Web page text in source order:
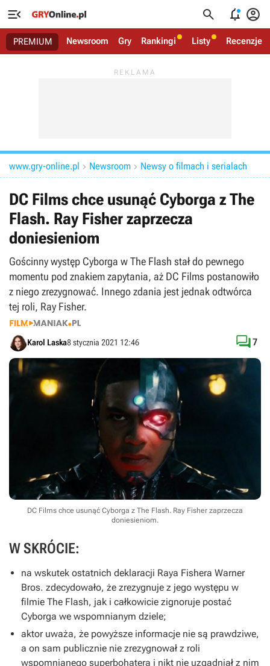
   
PREMIUM Newsroom Gry Rankingi Listy Recenzje
www.gry-online.pl  Newsroom  Newsy o filmach i serialach
DC Films chce usunąć Cyborga z The
Flash. Ray Fisher zaprzecza
doniesieniom
Gościnny występ Cyborga w The Flash stał do pewnego
momentu pod znakiem zapytania, aż DC Films postanowiło
z niego zrezygnować. Innego zdania jest jednak odtwórca
tej roli, Ray Fisher.
Karol Laska8 stycznia 2021 12:46 7
DC Films chce usunąć Cyborga z The Flash. Ray Fisher zaprzecza
doniesieniom.
W SKRÓCIE:
na wskutek ostatnich deklaracji Raya Fishera Warner
Bros. zdecydowało, że zrezygnuje z jego występu w
filmie The Flash, jak i całkowicie zignoruje postać
Cyborga we wspomnianym dziele;
aktor uważa, że powyższe informacje nie są prawdziwe,
a on sam publicznie nie zrezygnował z roli
wspomnianego superbohatera i nikt nie uzgadniał z nim